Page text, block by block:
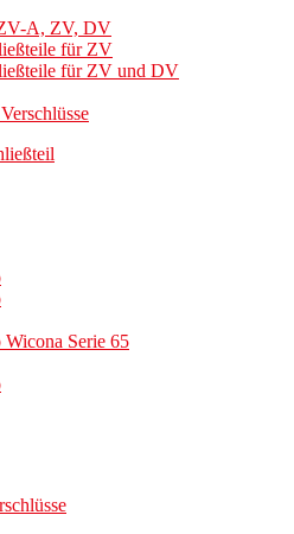
A, ZV, DV
für ZV
für ZV und DV
Serie 65